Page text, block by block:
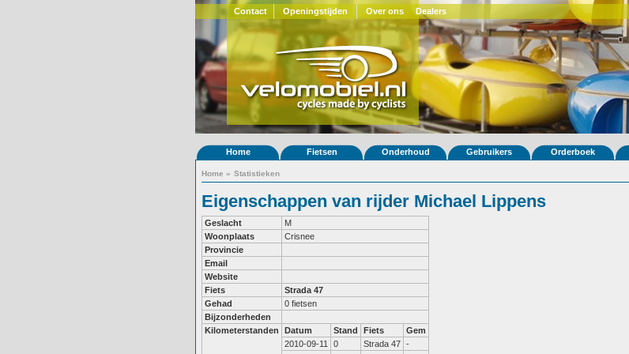
Contact Openingstijden Over ons Dealers
Home Fietsen Onderhoud Gebruikers Orderboek
Home » Statistieken
Eigenschappen van rijder Michael Lippens
Geslacht
M
Woonplaats
Crisnee
Provincie
Email
Website
Fiets
Strada 47
Gehad
0 fietsen
Bijzonderheden
Kilometerstanden
Datum Stand Fiets
Gem
2010-09-11
0 Strada 47 -